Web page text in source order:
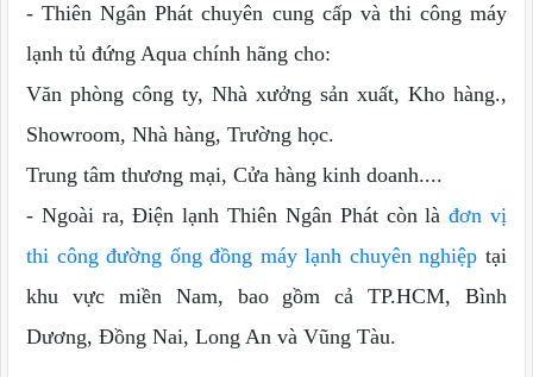
- Thiên Ngân Phát chuyên cung cấp và thi công máy
lạnh tủ đứng Aqua chính hãng cho:
Văn phòng công ty, Nhà xưởng sản xuất, Kho hàng.,
Showroom, Nhà hàng, Trường học.
Trung tâm thương mại, Cửa hàng kinh doanh....
- Ngoài ra, Điện lạnh Thiên Ngân Phát còn làđơn vị
thi công đường ống đồng máy lạnh chuyên nghiệp tại
khu vực miền Nam, bao gồm cả TP.HCM, Bình
Dương, Đồng Nai, Long An và Vũng Tàu.